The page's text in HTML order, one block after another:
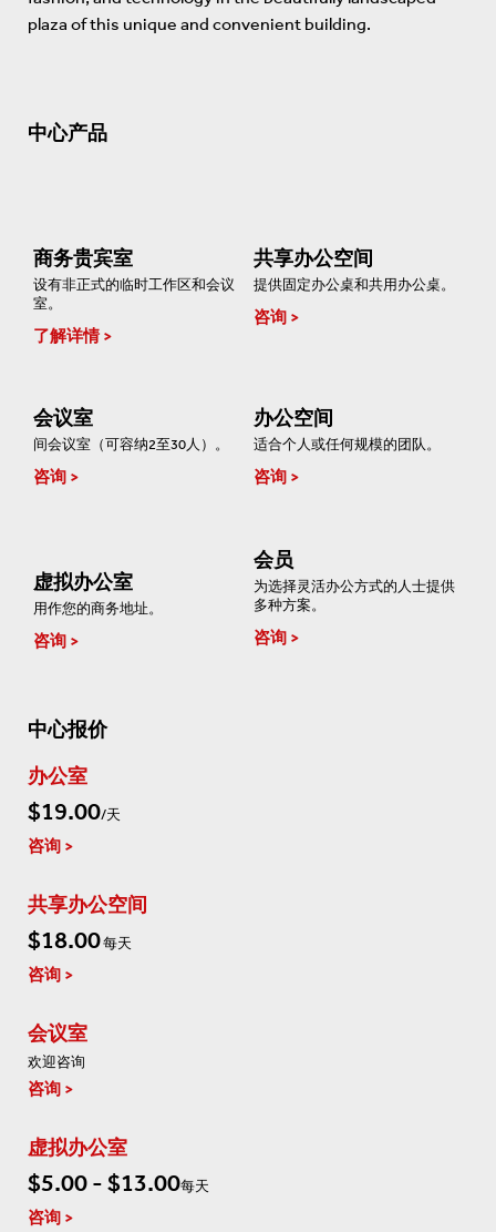
plaza of this unique and convenient building.
中心产品
商务贵宾室
设有非正式的临时工作区和会议
室。
了解详情
共享办公空间
提供固定办公桌和共用办公桌。
咨询
会议室
间会议室（可容纳2至30人）。
咨询
办公空间
适合个人或任何规模的团队。
咨询
虚拟办公室
用作您的商务地址。
咨询
会员
为选择灵活办公方式的人士提供
多种方案。
咨询
中心报价
办公室
$19.00/天
咨询
共享办公空间
$18.00每天
咨询
会议室
欢迎咨询
咨询
虚拟办公室
$5.00 - $13.00每天
咨询